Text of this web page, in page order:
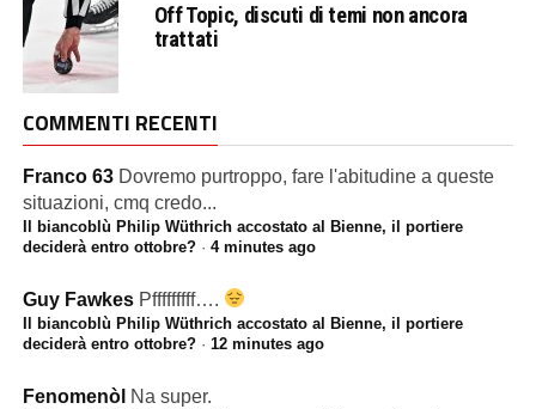
Off Topic, discuti di temi non ancora
trattati
COMMENTI RECENTI
Franco 63 Dovremo purtroppo, fare l'abitudine a queste
situazioni, cmq credo...
Il biancoblù Philip Wüthrich accostato al Bienne, il portiere
deciderà entro ottobre?· 4 minutes ago
Guy Fawkes Pfffffffff….
Il biancoblù Philip Wüthrich accostato al Bienne, il portiere
deciderà entro ottobre?· 12 minutes ago
Fenomenòl Na super.